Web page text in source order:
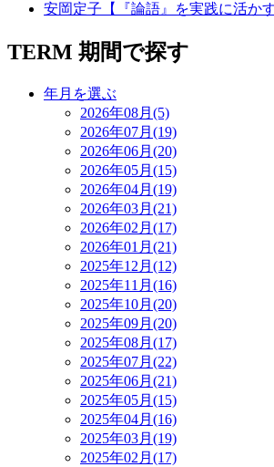
安岡定子【『論語』を実践に活かす
TERM 期間で探す
年月を選ぶ
2026年08月(5)
2026年07月(19)
2026年06月(20)
2026年05月(15)
2026年04月(19)
2026年03月(21)
2026年02月(17)
2026年01月(21)
2025年12月(12)
2025年11月(16)
2025年10月(20)
2025年09月(20)
2025年08月(17)
2025年07月(22)
2025年06月(21)
2025年05月(15)
2025年04月(16)
2025年03月(19)
2025年02月(17)